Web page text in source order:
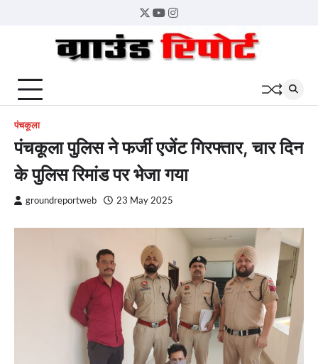
Twitter
YouTube
Instagram
पंचकूला
पंचकूला पुलिस ने फर्जी एजेंट गिरफ्तार, चार दिन
के पुलिस रिमांड पर भेजा गया
groundreportweb 23 May 2025